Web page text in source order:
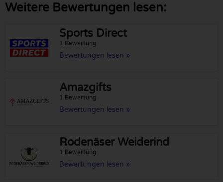
Weitere Bewertungen lesen:
Sports Direct
1 Bewertung
Bewertungen lesen »
Amazgifts
1 Bewertung
Bewertungen lesen »
Rodenäser Weiderind
1 Bewertung
Bewertungen lesen »